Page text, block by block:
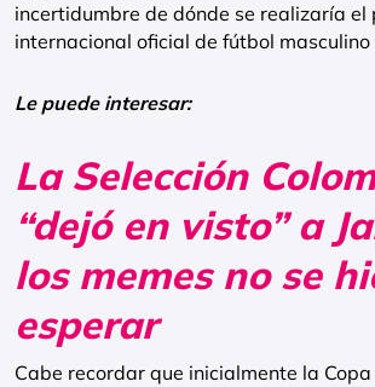
incertidumbre de dónde se realizaría el
internacional oficial de fútbol masculino
Le puede interesar:
La Selección
“dejó en visto” a
los memes no se
esperar
Cabe recordar que inicialmente la